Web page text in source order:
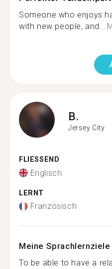
Someone who enjoys
with new people, and...
B.
Jersey City
FLIESSEND
Englisch
LERNT
Französisch
Meine Sprachlernziele
To be able to have a